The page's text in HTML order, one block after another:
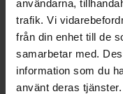
användarna,
trafik. Vi
från din enhet till de
samarbetar med.
information som du
använt deras tjänster.
Vi guidar er
ansökan till
ännu smartare.
Bidrag